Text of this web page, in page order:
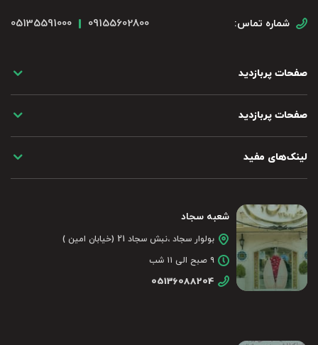
شماره تماس: 09155602800
05135591000
صفحات پربازدید
صفحات پربازدید
لینک‌های مفید
شعبه سجاد
بولوار سجاد ،نبش سجاد 21 (خیابان امین )
۹ صبح الی ۱۱ شب
05136088204